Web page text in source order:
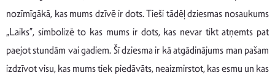
nozīmīgākā, kas mums dzīvē ir dots. Tieši tādēļ dziesmas nosaukums
„Laiks”, simbolizē to kas mums ir dots, kas nevar tikt atņemts pat
paejot stundām vai gadiem. Šī dziesma ir kā atgādinājums man pašam
izdzīvot visu, kas mums tiek piedāvāts, neaizmirstot, kas esmu un kas